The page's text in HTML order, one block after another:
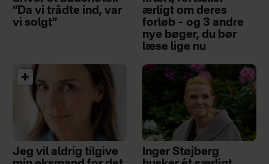
”Da vi trådte ind, var
vi solgt”
ærligt om deres
forløb – og 3 andre
nye bøger, du bør
læse lige nu
Jeg vil aldrig tilgive
Inger Støjberg